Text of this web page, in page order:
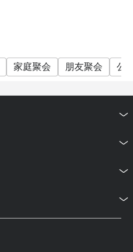
家庭聚会 朋友聚会 公